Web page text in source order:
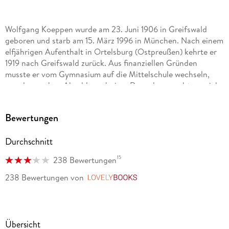
Wolfgang Koeppen wurde am 23. Juni 1906 in Greifswald
geboren und starb am 15. März 1996 in München. Nach einem
elfjährigen Aufenthalt in Ortelsburg (Ostpreußen) kehrte er
1919 nach Greifswald zurück. Aus finanziellen Gründen
musste er vom Gymnasium auf die Mittelschule wechseln,
von der er ohne Abschluss abging. Danach versuchte er sich
Schweden und Finnland, in Würzburg arbeitete er als
Jahre als fest angestellter Redakteur beim
Berliner Börsen-Courier
Bewertungen
Durchschnitt
238 Bewertungen15
238 Bewertungen von
Übersicht